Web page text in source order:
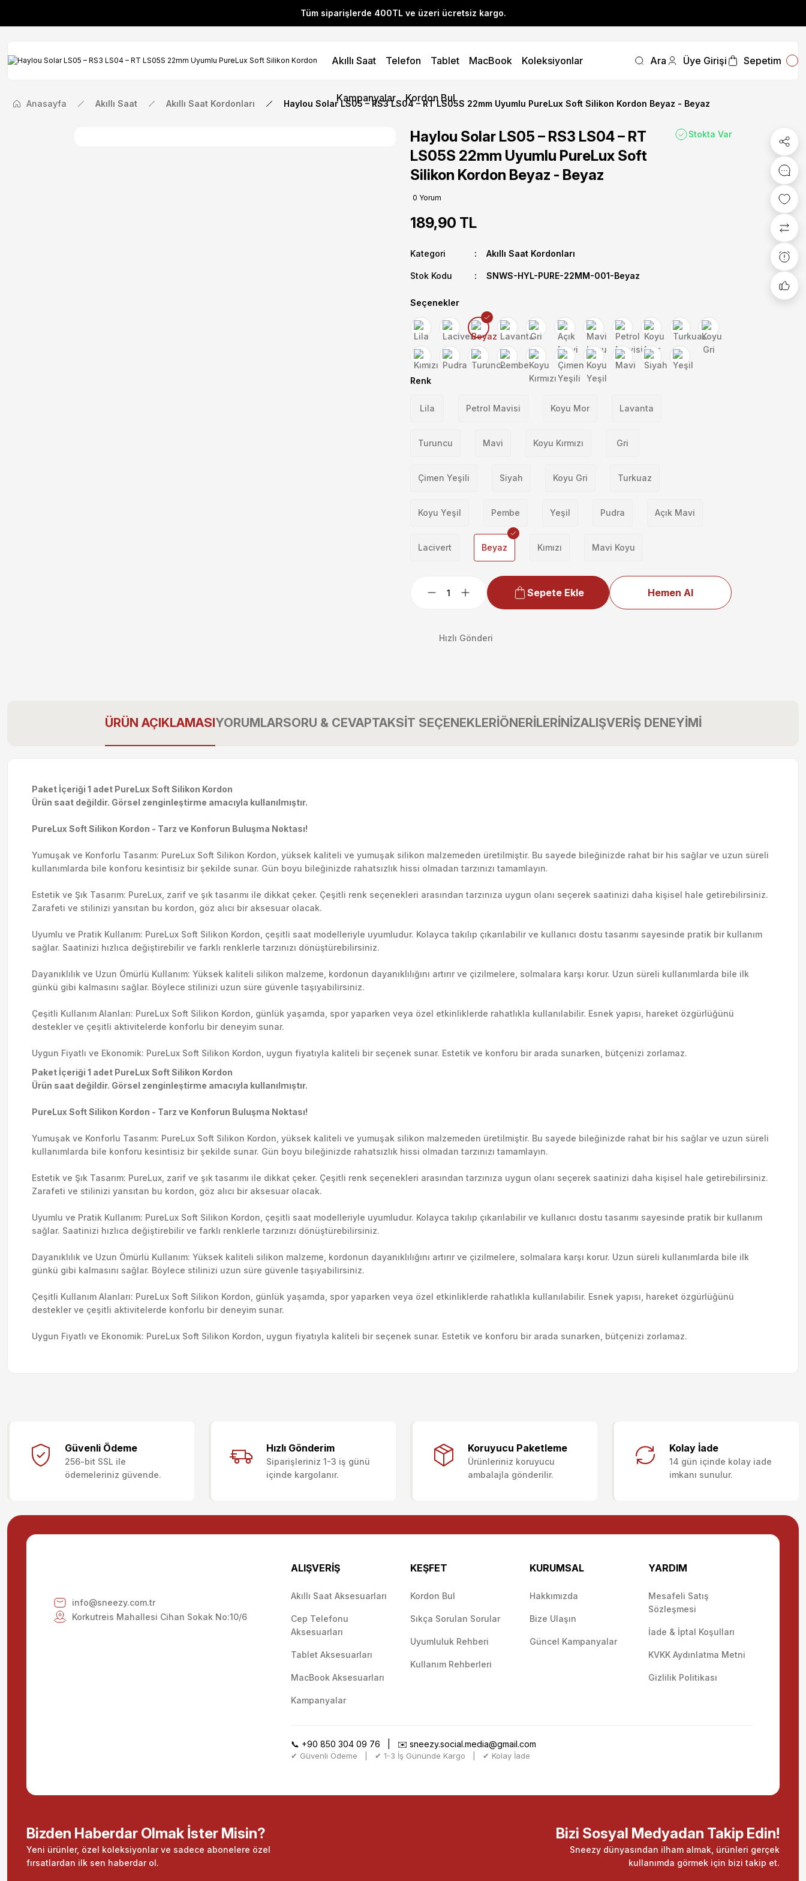
Tüm siparişlerde 400TL ve üzeri ücretsiz kargo.
İlk Siparişinize Özel! YENI10 koduyla 400 TL ve üzeri alışverişlerinizde %10 indirim fırsatını kaçırmayın.
Tüm siparişlerde 400TL ve üzeri ücretsiz kargo.
İlk Siparişinize Özel! YENI10 koduyla 400 TL ve üzeri alışverişlerinizde %10 indirim fırsatını kaçırmayın.
Akıllı Saat Telefon Tablet MacBook Koleksiyonlar
Kampanyalar Kordon Bul
Ara Üye Girişi Sepetim
Anasayfa Akıllı Saat Akıllı Saat Kordonları Haylou Solar LS05 – RS3 LS04 – RT LS05S 22mm Uyumlu PureLux Soft Silikon Kordon Beyaz - Beyaz
Haylou Solar LS05 – RS3 LS04 – RT
LS05S 22mm Uyumlu PureLux Soft
Silikon Kordon Beyaz - Beyaz
0 Yorum
Stokta Var
189,90 TL
Kategori Akıllı Saat Kordonları
Stok Kodu SNWS-HYL-PURE-22MM-001-Beyaz
Seçenekler
Renk
Lila Petrol Mavisi Koyu Mor Lavanta
Turuncu Mavi Koyu Kırmızı Gri
Çimen Yeşili Siyah Koyu Gri Turkuaz
Koyu Yeşil Pembe Yeşil Pudra Açık Mavi
Lacivert Beyaz Kımızı Mavi Koyu
Sepete Ekle Hemen Al
Hızlı Gönderi
ÜRÜN AÇIKLAMASIYORUMLARSORU & CEVAPTAKSİT SEÇENEKLERİÖNERİLERİNİZALIŞVERİŞ DENEYİMİ
Paket İçeriği 1 adet PureLux Soft Silikon Kordon
Ürün saat değildir. Görsel zenginleştirme amacıyla kullanılmıştır.
PureLux Soft Silikon Kordon - Tarz ve Konforun Buluşma Noktası!
Yumuşak ve Konforlu Tasarım: PureLux Soft Silikon Kordon, yüksek kaliteli ve yumuşak silikon malzemeden üretilmiştir. Bu sayede bileğinizde rahat bir his sağlar ve uzun süreli
kullanımlarda bile konforu kesintisiz bir şekilde sunar. Gün boyu bileğinizde rahatsızlık hissi olmadan tarzınızı tamamlayın.
Estetik ve Şık Tasarım: PureLux, zarif ve şık tasarımı ile dikkat çeker. Çeşitli renk seçenekleri arasından tarzınıza uygun olanı seçerek saatinizi daha kişisel hale getirebilirsiniz.
Zarafeti ve stilinizi yansıtan bu kordon, göz alıcı bir aksesuar olacak.
Uyumlu ve Pratik Kullanım: PureLux Soft Silikon Kordon, çeşitli saat modelleriyle uyumludur. Kolayca takılıp çıkarılabilir ve kullanıcı dostu tasarımı sayesinde pratik bir kullanım
sağlar. Saatinizi hızlıca değiştirebilir ve farklı renklerle tarzınızı dönüştürebilirsiniz.
Dayanıklılık ve Uzun Ömürlü Kullanım: Yüksek kaliteli silikon malzeme, kordonun dayanıklılığını artırır ve çizilmelere, solmalara karşı korur. Uzun süreli kullanımlarda bile ilk
günkü gibi kalmasını sağlar. Böylece stilinizi uzun süre güvenle taşıyabilirsiniz.
Çeşitli Kullanım Alanları: PureLux Soft Silikon Kordon, günlük yaşamda, spor yaparken veya özel etkinliklerde rahatlıkla kullanılabilir. Esnek yapısı, hareket özgürlüğünü
destekler ve çeşitli aktivitelerde konforlu bir deneyim sunar.
Uygun Fiyatlı ve Ekonomik: PureLux Soft Silikon Kordon, uygun fiyatıyla kaliteli bir seçenek sunar. Estetik ve konforu bir arada sunarken, bütçenizi zorlamaz.
Paket İçeriği 1 adet PureLux Soft Silikon Kordon
Ürün saat değildir. Görsel zenginleştirme amacıyla kullanılmıştır.
PureLux Soft Silikon Kordon - Tarz ve Konforun Buluşma Noktası!
Yumuşak ve Konforlu Tasarım: PureLux Soft Silikon Kordon, yüksek kaliteli ve yumuşak silikon malzemeden üretilmiştir. Bu sayede bileğinizde rahat bir his sağlar ve uzun süreli
kullanımlarda bile konforu kesintisiz bir şekilde sunar. Gün boyu bileğinizde rahatsızlık hissi olmadan tarzınızı tamamlayın.
Estetik ve Şık Tasarım: PureLux, zarif ve şık tasarımı ile dikkat çeker. Çeşitli renk seçenekleri arasından tarzınıza uygun olanı seçerek saatinizi daha kişisel hale getirebilirsiniz.
Zarafeti ve stilinizi yansıtan bu kordon, göz alıcı bir aksesuar olacak.
Uyumlu ve Pratik Kullanım: PureLux Soft Silikon Kordon, çeşitli saat modelleriyle uyumludur. Kolayca takılıp çıkarılabilir ve kullanıcı dostu tasarımı sayesinde pratik bir kullanım
sağlar. Saatinizi hızlıca değiştirebilir ve farklı renklerle tarzınızı dönüştürebilirsiniz.
Dayanıklılık ve Uzun Ömürlü Kullanım: Yüksek kaliteli silikon malzeme, kordonun dayanıklılığını artırır ve çizilmelere, solmalara karşı korur. Uzun süreli kullanımlarda bile ilk
günkü gibi kalmasını sağlar. Böylece stilinizi uzun süre güvenle taşıyabilirsiniz.
Çeşitli Kullanım Alanları: PureLux Soft Silikon Kordon, günlük yaşamda, spor yaparken veya özel etkinliklerde rahatlıkla kullanılabilir. Esnek yapısı, hareket özgürlüğünü
destekler ve çeşitli aktivitelerde konforlu bir deneyim sunar.
Uygun Fiyatlı ve Ekonomik: PureLux Soft Silikon Kordon, uygun fiyatıyla kaliteli bir seçenek sunar. Estetik ve konforu bir arada sunarken, bütçenizi zorlamaz.
Ürün resmi kalitesiz, bozuk veya görüntülenemiyor.
Ürün açıklamasında eksik bilgiler bulunuyor.
Gönder
Güvenli Ödeme
256-bit SSL ile
ödemeleriniz güvende.
Hızlı Gönderim
Siparişleriniz 1-3 iş günü
içinde kargolanır.
Koruyucu Paketleme
Ürünleriniz koruyucu
ambalajla gönderilir.
Kolay İade
14 gün içinde kolay iade
imkanı sunulur.
info@sneezy.com.tr
Korkutreis Mahallesi Cihan Sokak No:10/6
ALIŞVERİŞ
Akıllı Saat Aksesuarları
Cep Telefonu
Aksesuarları
Tablet Aksesuarları
MacBook Aksesuarları
Kampanyalar
KEŞFET
Kordon Bul
Sıkça Sorulan Sorular
Uyumluluk Rehberi
Kullanım Rehberleri
KURUMSAL
Hakkımızda
Bize Ulaşın
Güncel Kampanyalar
YARDIM
Mesafeli Satış
Sözleşmesi
İade & İptal Koşulları
KVKK Aydınlatma Metni
Gizlilik Politikası
📞 +90 850 304 09 76 | ✉️sneezy.social.media@gmail.com
✔ Güvenli Ödeme | ✔ 1-3 İş Gününde Kargo | ✔ Kolay İade
Bizden Haberdar Olmak İster Misin?
Yeni ürünler, özel koleksiyonlar ve sadece abonelere özel
fırsatlardan ilk sen haberdar ol.
Bizi Sosyal Medyadan Takip Edin!
Sneezy dünyasından ilham almak, ürünleri gerçek
kullanımda görmek için bizi takip et.